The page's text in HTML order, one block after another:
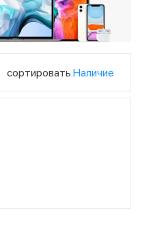
сортировать:Наличие